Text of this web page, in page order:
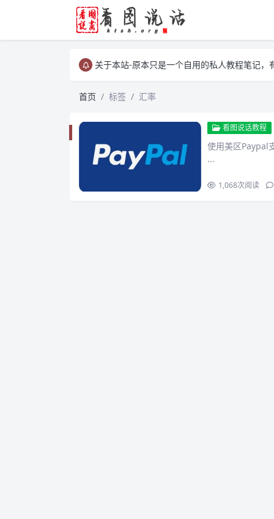
关于本站-原本只是一个自用的私人教程笔记
首页
标签 汇率
看图说话教程
使用美区Paypal
...
1,068次阅读